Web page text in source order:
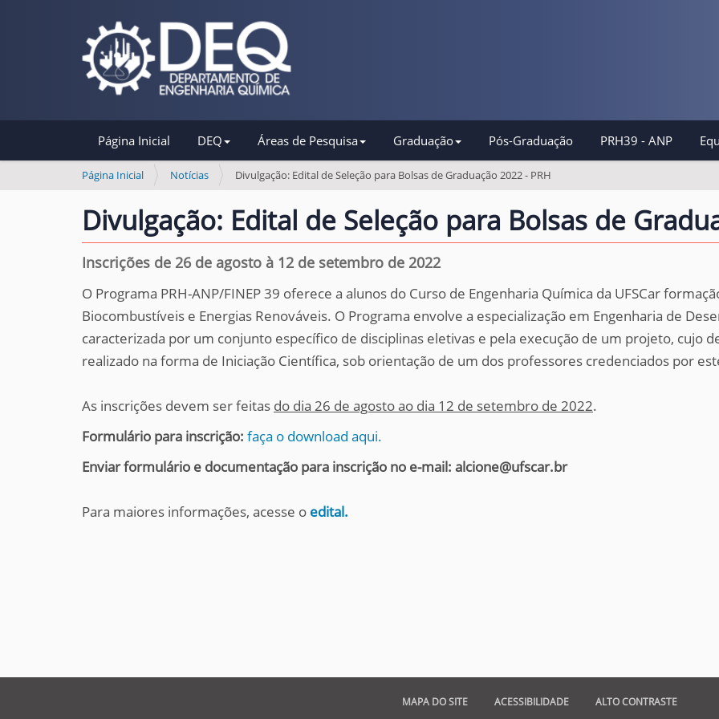
Página Inicial DEQ Áreas de Pesquisa Graduação Pós-Graduação PRH39 - ANP
V
c
e
s
á
a
q
u
i
Página Inicial Notícias Divulgação: Edital de Seleção para Bolsas de Graduação 2022 - PRH
Divulgação: Edital de Seleção para Bolsas de
Inscrições de 26 de agosto à 12 de setembro de 2022
O Programa PRH-ANP/FINEP 39 oferece a alunos do Curso de Engenharia Química da UFSCar
Biocombustíveis e Energias Renováveis. O Programa envolve a especialização em Engenharia de
caracterizada por um conjunto específico de disciplinas eletivas e pela execução de um projeto, cujo
realizado na forma de Iniciação Científica, sob orientação de um dos professores credenciados por
As inscrições devem ser feitas do dia 26 de agosto ao dia 12 de setembro de 2022.
Formulário para inscrição: faça o download aqui.
Enviar formulário e documentação para inscrição no e-mail: alcione@ufscar.br
Para maiores informações, acesse o edital.
MAPA DO SITE ACESSIBILIDADE
ALTO CONTRASTE